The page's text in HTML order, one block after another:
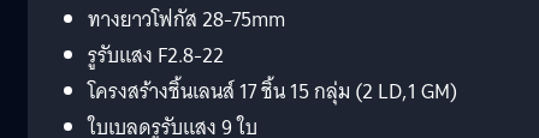
ทางยาวโฟกัส 28-75mm
รูรับแสง F2.8-22
โครงสร้างชิ้นเลนส์ 17 ชิ้น 15 กลุ่ม (2 LD,1 GM)
ใบเบลดรูรับแสง 9 ใบ